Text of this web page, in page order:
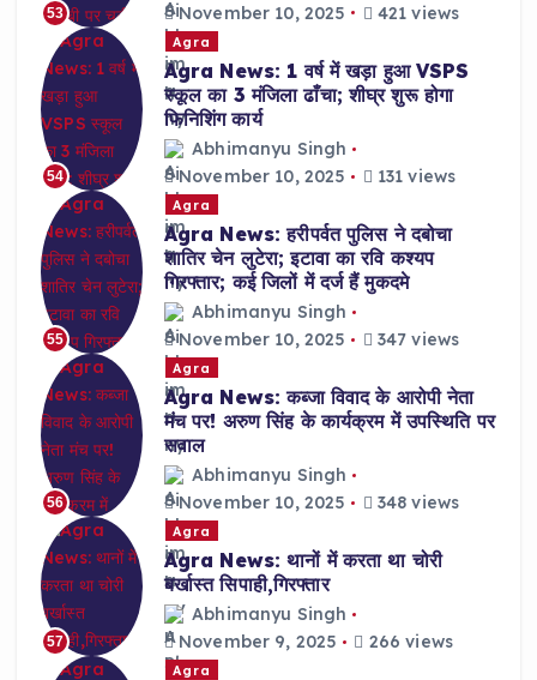
53
November 10, 2025
421 views
54
Agra
Agra News: 1 वर्ष में खड़ा हुआ VSPS
स्कूल का 3 मंजिला ढाँचा; शीघ्र शुरू होगा
फिनिशिंग कार्य
Abhimanyu Singh
November 10, 2025
131 views
55
Agra
Agra News: हरीपर्वत पुलिस ने दबोचा
शातिर चेन लुटेरा; इटावा का रवि कश्यप
गिरफ्तार; कई जिलों में दर्ज हैं मुकदमे
Abhimanyu Singh
November 10, 2025
347 views
56
Agra
Agra News: कब्जा विवाद के आरोपी नेता
मंच पर! अरुण सिंह के कार्यक्रम में उपस्थिति पर
सवाल
Abhimanyu Singh
November 10, 2025
348 views
57
Agra
Agra News: थानों में करता था चोरी
बर्खास्त सिपाही,गिरफ्तार
Abhimanyu Singh
November 9, 2025
266 views
Agra